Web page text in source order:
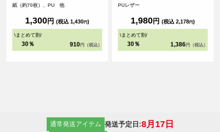
紙（約70枚）、PU 他
1,300円 (税込 1,430円)
\まとめて割/
30％ 910 円（税込）
フォトブックとしても便利なアイテ
PUレザー
1,980円 (税込 2,178円)
\まとめて割/
30％ 1,386 円（税込）
通常発送アイテム 発送予定日:8月17日